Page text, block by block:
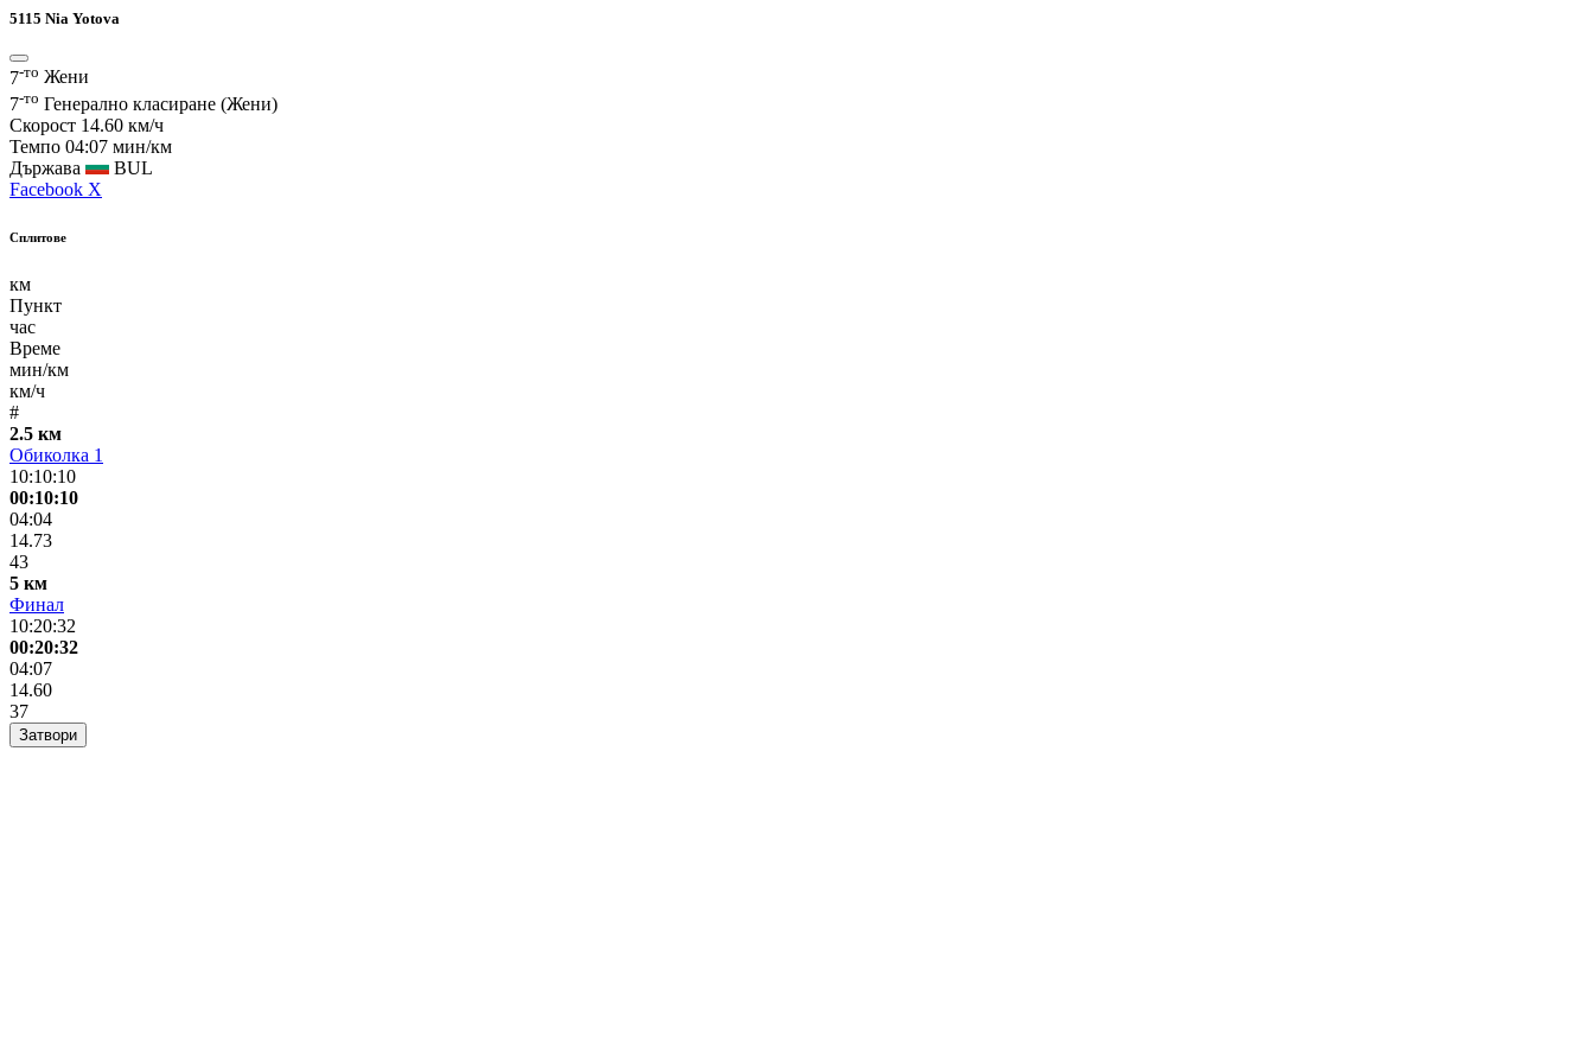
5115 Nia Yotova
7-то Жени
7-то Генерално класиране (Жени)
Скорост 14.60 км/ч
Темпо 04:07 мин/км
Държава
BUL
Facebook X
Сплитове
км
Пункт
час
Време
мин/км
км/ч
#
2.5 км
Обиколка 1
10:10:10
00:10:10
04:04
14.73
43
5 км
Финал
10:20:32
00:20:32
04:07
14.60
37
Затвори